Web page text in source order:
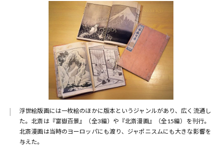
浮世絵版画には一枚絵のほかに版本というジャンルがあり、広く流通し
た。北斎は『富嶽百景』（全3編）や『北斎漫画』（全15編）を刊行。
北斎漫画は当時のヨーロッパにも渡り、ジャポニスムにも大きな影響を
与えた。